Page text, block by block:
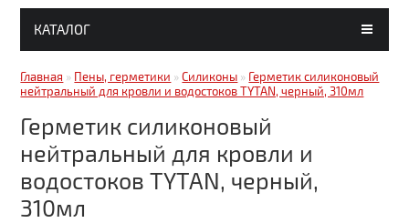
ГЛАВНАЯ
СТАТЬИ
ДОСТАВКА И ОПЛАТА
КОНТАКТЫ
КАТАЛОГ
Гипсокартон, комплектующие
Краски, грунтовки, клея
Металлочерепица
Главная » Пены, герметики »Силиконы » Герметик силиконовый
нейтральный для кровли и водостоков TYTAN, черный, 310мл
Герметик силиконовый
нейтральный для кровли и
водостоков TYTAN, черный,
310мл